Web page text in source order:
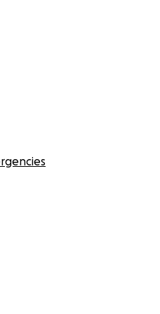
la oportunidad de ser un